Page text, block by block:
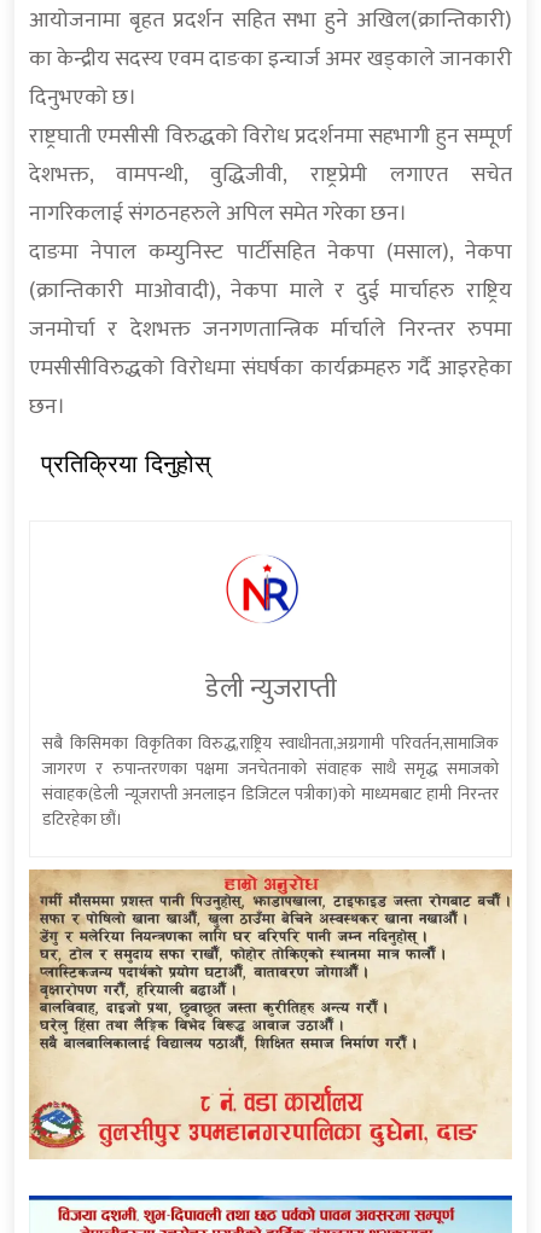
आयोजनामा बृहत प्रदर्शन सहित सभा हुने अखिल(क्रान्तिकारी)
का केन्द्रीय सदस्य एवम दाङका इन्चार्ज अमर खड्काले जानकारी
दिनुभएको छ।
राष्ट्रघाती एमसीसी विरुद्धको विरोध प्रदर्शनमा सहभागी हुन सम्पूर्ण
देशभक्त, वामपन्थी, वुद्धिजीवी, राष्ट्रप्रेमी लगाएत सचेत
नागरिकलाई संगठनहरुले अपिल समेत गरेका छन।
दाङमा नेपाल कम्युनिस्ट पार्टीसहित नेकपा (मसाल), नेकपा
(क्रान्तिकारी माओवादी), नेकपा माले र दुई मार्चाहरु राष्ट्रिय
जनमोर्चा र देशभक्त जनगणतान्त्रिक र्मार्चाले निरन्तर रुपमा
एमसीसीविरुद्धको विरोधमा संघर्षका कार्यक्रमहरु गर्दै आइरहेका
छन।
प्रतिक्रिया दिनुहोस्
डेली न्युजराप्ती
सबै किसिमका विकृतिका विरुद्ध,राष्ट्रिय स्वाधीनता,अग्रगामी परिवर्तन,सामाजिक
जागरण र रुपान्तरणका पक्षमा जनचेतनाको संवाहक साथै समृद्ध समाजको
संवाहक(डेली न्यूजराप्ती अनलाइन डिजिटल पत्रीका)को माध्यमबाट हामी निरन्तर
डटिरहेका छौं।